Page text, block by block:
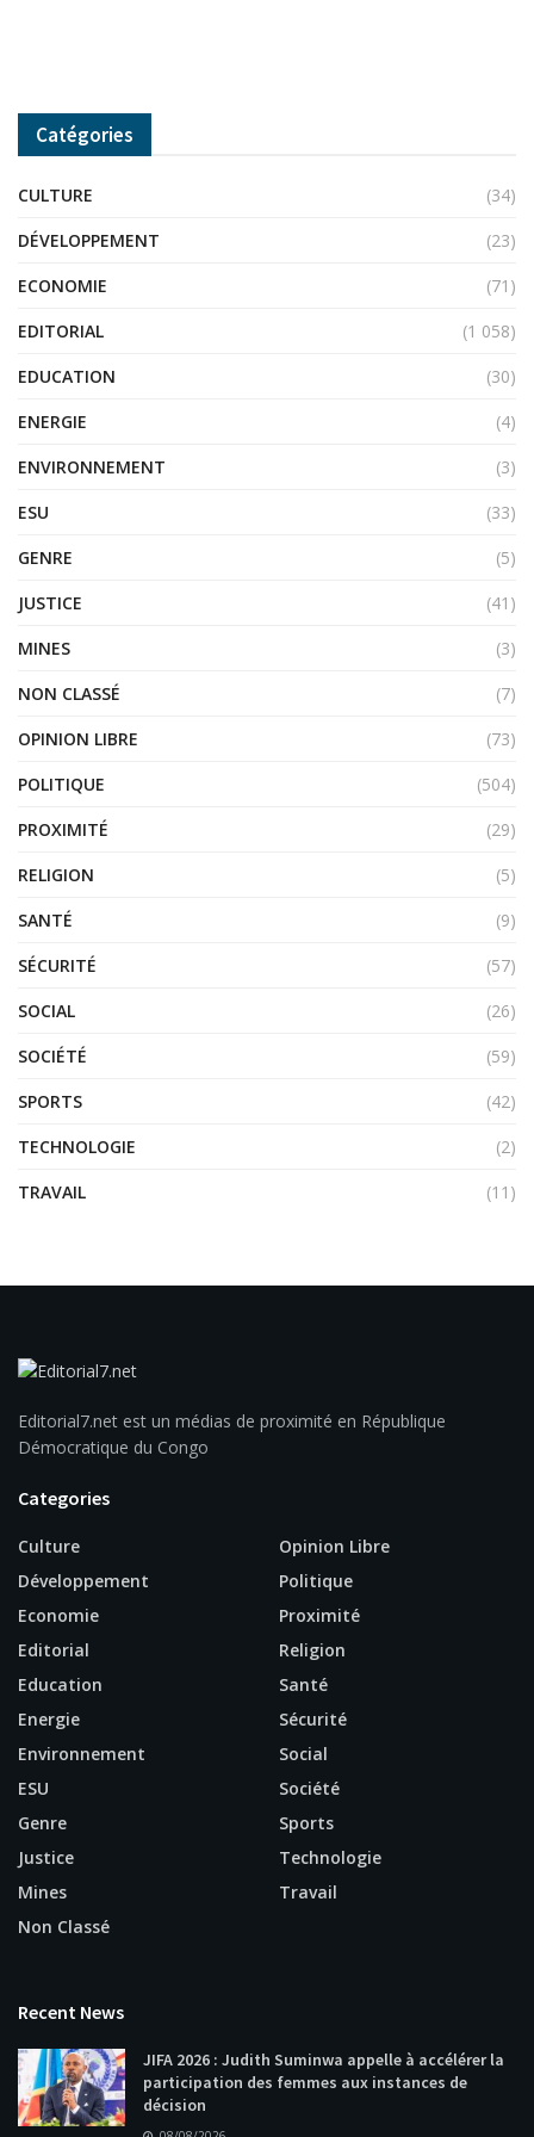
Catégories
CULTURE
(34)
DÉVELOPPEMENT
(23)
ECONOMIE
(71)
EDITORIAL
(1 058)
EDUCATION
(30)
ENERGIE
(4)
ENVIRONNEMENT
(3)
ESU
(33)
GENRE
(5)
JUSTICE
(41)
MINES
(3)
NON CLASSÉ
(7)
OPINION LIBRE
(73)
POLITIQUE
(504)
PROXIMITÉ
(29)
RELIGION
(5)
SANTÉ
(9)
SÉCURITÉ
(57)
SOCIAL
(26)
SOCIÉTÉ
(59)
SPORTS
(42)
TECHNOLOGIE
(2)
TRAVAIL
(11)
Editorial7.net est un médias de proximité en République
Démocratique du Congo
Categories
Culture
Développement
Economie
Editorial
Education
Energie
Environnement
ESU
Genre
Justice
Mines
Non Classé
Opinion Libre
Politique
Proximité
Religion
Santé
Sécurité
Social
Société
Sports
Technologie
Travail
Recent News
JIFA 2026 : Judith Suminwa appelle à accélérer la
participation des femmes aux instances de
décision